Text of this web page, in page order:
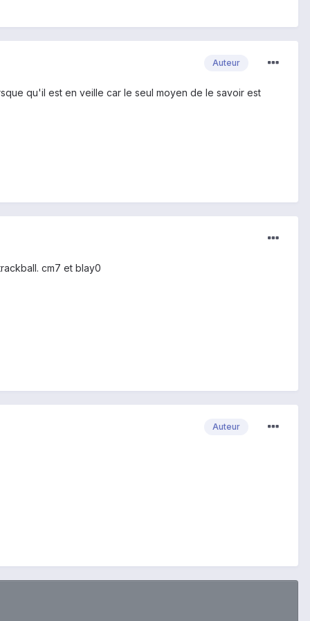
Auteur
qu'il est en veille car le seul moyen de le savoir est
cm7 et blay0
Auteur